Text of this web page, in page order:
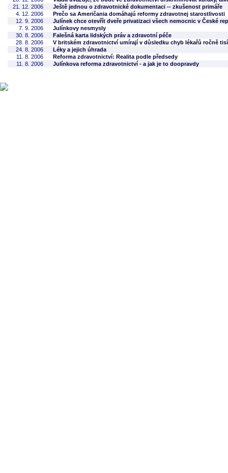
21. 12. 2006
Ještě jednou o zdravotnické dokumentaci -- zkušenost primáře
4. 12. 2006
Prečo sa Američania domáhajú reformy zdravotnej starostlivosti
12. 9. 2006
Julínek chce otevřít dveře privatizaci všech nemocnic v České
7. 9. 2006
Julínkovy nesmysly
30. 8. 2006
Falešná karta lidských práv a zdravotní péče
28. 8. 2006
V britském zdravotnictví umírají v důsledku chyb lékařů ročně
24. 8. 2006
Léky a jejich úhrada
11. 8. 2006
Reforma zdravotnictví: Realita podle předsedy
11. 8. 2006
Julínkova reforma zdravotnictví - a jak je to doopravdy